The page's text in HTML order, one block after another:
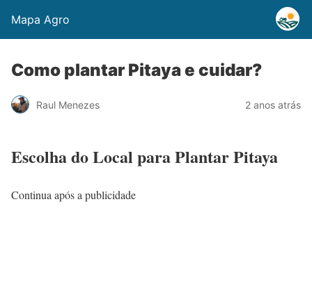
Mapa Agro
Como plantar Pitaya e cuidar?
Raul Menezes 2 anos atrás
Escolha do Local para Plantar Pitaya
Continua após a publicidade